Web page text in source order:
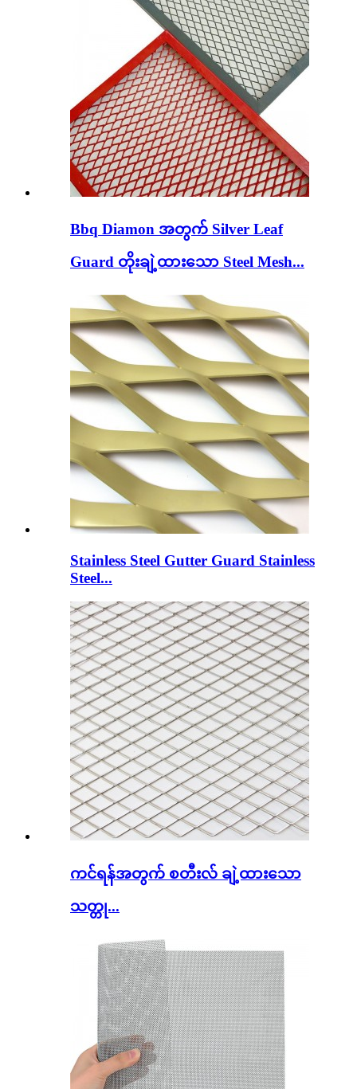
Bbq Diamon အတွက် Silver Leaf
Guard တိုးချဲ့ထားသော Steel Mesh...
Stainless Steel Gutter Guard Stainless
Steel...
ကင်ရန်အတွက် စတီးလ် ချဲ့ထားသော
သတ္တု...